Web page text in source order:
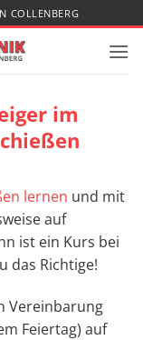
COLLENBERG
im
lernen und mit
auf
ist ein Kurs bei
das Richtige!
Vereinbarung
Feiertag) auf